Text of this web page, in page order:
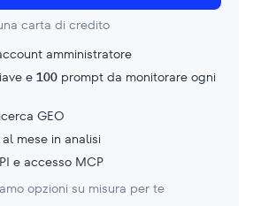
carta di credito
amministratore
e 100 prompt da monitorare ogni
GEO
mese in analisi
e accesso MCP
opzioni su misura per te